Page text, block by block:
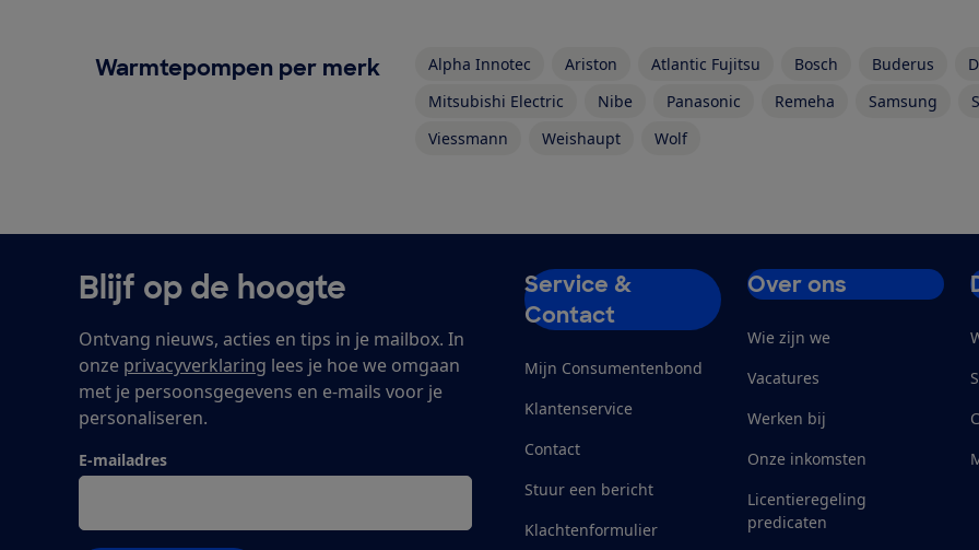
Warmtepompen per merk Alpha Innotec Ariston Atlantic Fujitsu Bosch Buderus
Mitsubishi Electric
Nibe Panasonic Remeha Samsung
Viessmann
Weishaupt Wolf
Blijf op de hoogte
Ontvang nieuws, acties en tips in je mailbox. In
onze privacyverklaring lees je hoe we omgaan
met je persoonsgegevens en e-mails voor je
personaliseren.
E-mailadres
Service &
Contact
Mijn Consumentenbond
Klantenservice
Contact
Stuur een bericht
Klachtenformulier
Over ons
Wie zijn we
Vacatures
Werken bij
Onze inkomsten
Licentieregeling
predicaten